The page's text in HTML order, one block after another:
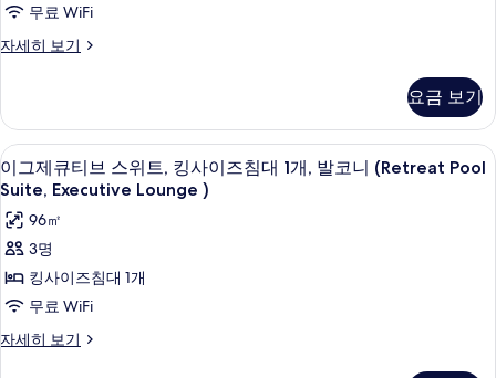
영
장
사
진
모
두
보
기
개,
수
망
자
세
히
보
기
대
1
사
진
모
두
보
기
무료 WiFi
자세히 보기
룸,
즈
침
대
1
자
세
보
기
요금 보기
이
그
제
큐
티
브
스
이그제큐티브 스위트, 킹사이즈침대
8
이그제큐티브 스위트, 킹사이즈침대 1개, 발코니 (Retreat Pool
Suite, Executive Lounge )
96㎡
3명
킹사이즈침대 1개
무료 WiFi
자세히 보기
이